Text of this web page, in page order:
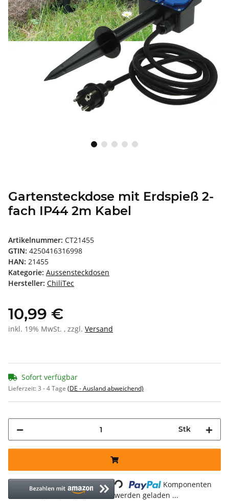
Gartensteckdose mit Erdspieß 2-
fach IP44 2m Kabel
Artikelnummer: CT21455
GTIN: 4250416316998
HAN: 21455
Kategorie: Aussensteckdosen
Hersteller: ChiliTec
10,99 €
inkl. 19% MwSt. , zzgl. Versand
Sofort verfügbar
Lieferzeit:3 - 4 Tage (DE - Ausland abweichend)
Stk
Loading...
Komponenten
werden geladen ...